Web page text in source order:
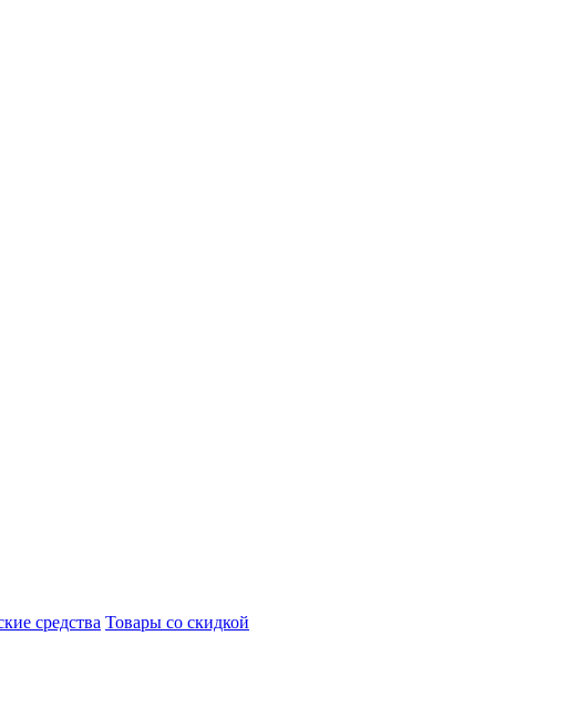
средства Товары со скидкой